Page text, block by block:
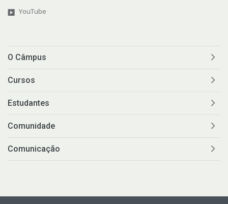
YouTube
O Câmpus
Cursos
Estudantes
Comunidade
Comunicação